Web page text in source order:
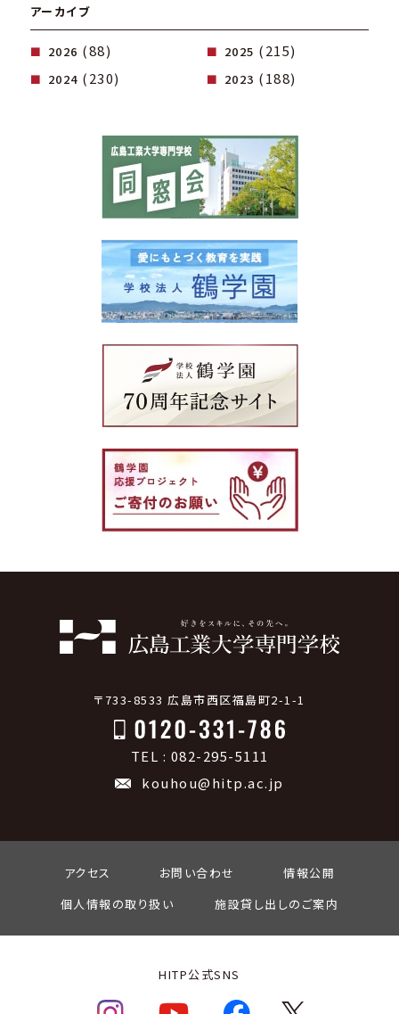
アーカイブ
2026 (88) 2025 (215)
2024 (230) 2023 (188)
〒733-8533 広島市西区福島町2-1-1
TEL : 082-295-5111
kouhou@hitp.ac.jp
アクセス お問い合わせ
情報公開
個人情報の取り扱い
施設貸し出しのご案内
HITP公式SNS